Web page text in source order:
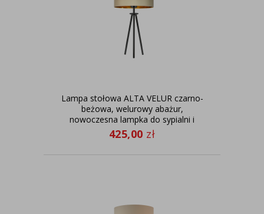
Lampa stołowa ALTA VELUR czarno-
beżowa, welurowy abażur,
nowoczesna lampka do sypialni i
salonu
425,00 zł